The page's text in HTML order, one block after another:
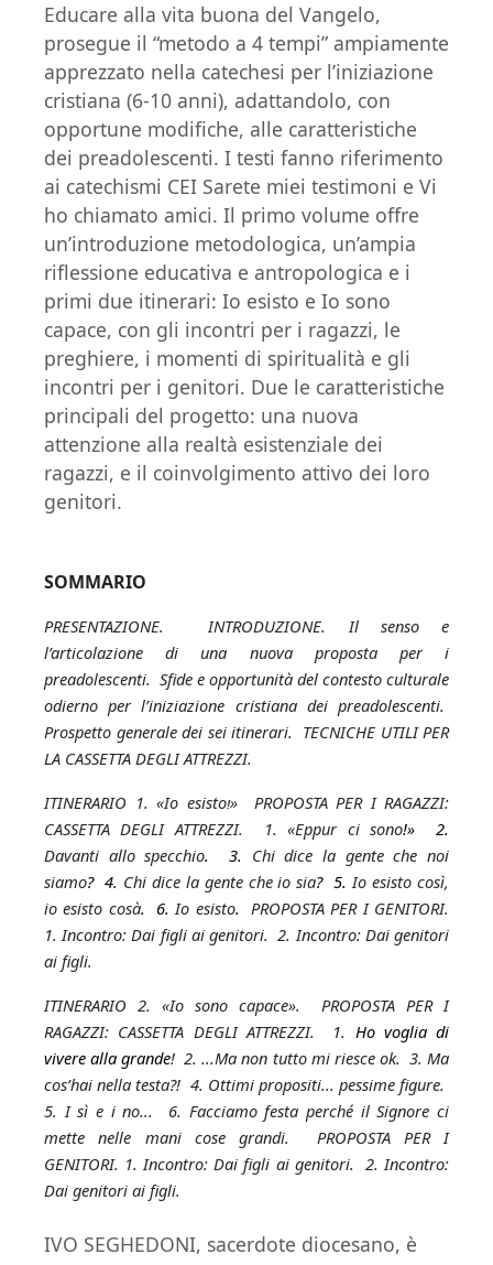
Educare alla vita buona del Vangelo,
prosegue il “metodo a 4 tempi” ampiamente
apprezzato nella catechesi per l’iniziazione
cristiana (6-10 anni), adattandolo, con
opportune modifiche, alle caratteristiche
dei preadolescenti. I testi fanno riferimento
ai catechismi CEI Sarete miei testimoni e Vi
ho chiamato amici. Il primo volume offre
un’introduzione metodologica, un’ampia
riflessione educativa e antropologica e i
primi due itinerari: Io esisto e Io sono
capace, con gli incontri per i ragazzi, le
preghiere, i momenti di spiritualità e gli
incontri per i genitori. Due le caratteristiche
principali del progetto: una nuova
attenzione alla realtà esistenziale dei
ragazzi, e il coinvolgimento attivo dei loro
genitori.
SOMMARIO
PRESENTAZIONE. INTRODUZIONE. Il senso e
l’articolazione di una nuova proposta per i
preadolescenti. Sfide e opportunità del contesto culturale
odierno per l’iniziazione cristiana dei preadolescenti.
Prospetto generale dei sei itinerari. TECNICHE UTILI PER
LA CASSETTA DEGLI ATTREZZI.
ITINERARIO 1. «Io esisto!» PROPOSTA PER I RAGAZZI:
CASSETTA DEGLI ATTREZZI. 1. «Eppur ci sono!» 2.
Davanti allo specchio. 3. Chi dice la gente che noi
siamo? 4. Chi dice la gente che io sia? 5.Io esisto così,
io esisto cosà. 6. Io esisto.PROPOSTA PER I GENITORI.
1. Incontro: Dai figli ai genitori. 2.Incontro: Dai genitori
ai figli.
ITINERARIO 2. «Io sono capace».PROPOSTA PER I
RAGAZZI: CASSETTA DEGLI ATTREZZI. 1. Ho voglia di
vivere alla grande! 2. ...Ma non tutto mi riesce ok. 3. Ma
cos’hai nella testa?! 4. Ottimi propositi... pessime figure.
5. I sì e i no... 6. Facciamo festa perché il Signore ci
mette nelle mani cose grandi. PROPOSTA PER I
GENITORI. 1. Incontro: Dai figli ai genitori. 2.Incontro:
Dai genitori ai figli.
IVO SEGHEDONI, sacerdote diocesano, è